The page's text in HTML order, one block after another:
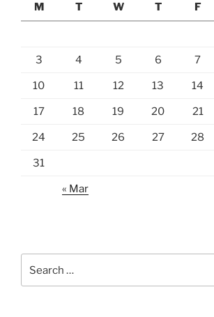
M
T W T F
3 4 5 6 7
10 11 12 13 14
17 18 19 20 21
24 25 26 27 28
31
« Mar
for: